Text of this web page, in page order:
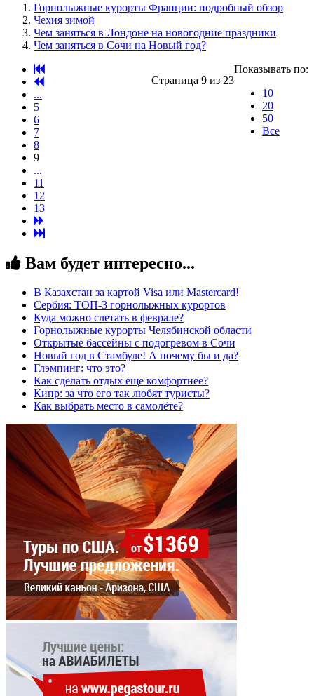
Горнолыжные курорты Франции: подробный обзор
Чехия зимой
Чем заняться в Лондоне на новогодние праздники
Чем заняться в Сочи на Новый год?
Показывать по:
10
20
50
Все
Страница 9 из 23
...
5
6
7
8
9
...
11
12
13
Вам будет интересно...
В Казахстан за картой Visa или Masterсard!
Сербия: ТОП-3 горнолыжных курортов
Куда можно слетать в феврале?
Горнолыжные курорты Челябинской области
Открытые бассейны с подогревом в Сочи
Новый год в Стамбуле! А почему бы и да?
Глэмпинг: что это?
Как сделать отдых еще комфортнее?
Кипр: за что его так любят туристы?
Как выбрать место в самолёте?